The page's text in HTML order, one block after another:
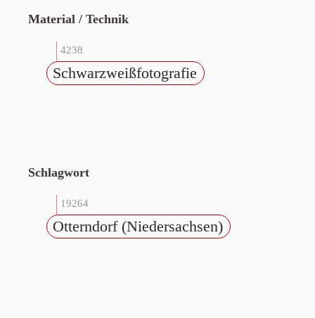
Material / Technik
4238
Schwarzweißfotografie
Schlagwort
19264
Otterndorf (Niedersachsen)